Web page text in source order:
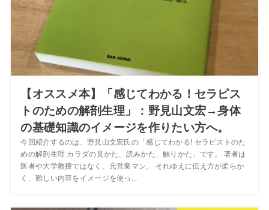
【オススメ本】「感じてわかる！セラピス
トのための解剖生理」：野見山文宏→身体
の基礎知識のイメージを作りたい方へ。
今回紹介するのは、野見山文宏氏の「感じてわかる! セラピストのた
めの解剖生理 カラダの見かた、読みかた、触りかた」です。 著者は
医者や大学教授ではなく、元営業マン。 それゆえに伝え方が柔らか
く、難しい内容をイメージを使っ...